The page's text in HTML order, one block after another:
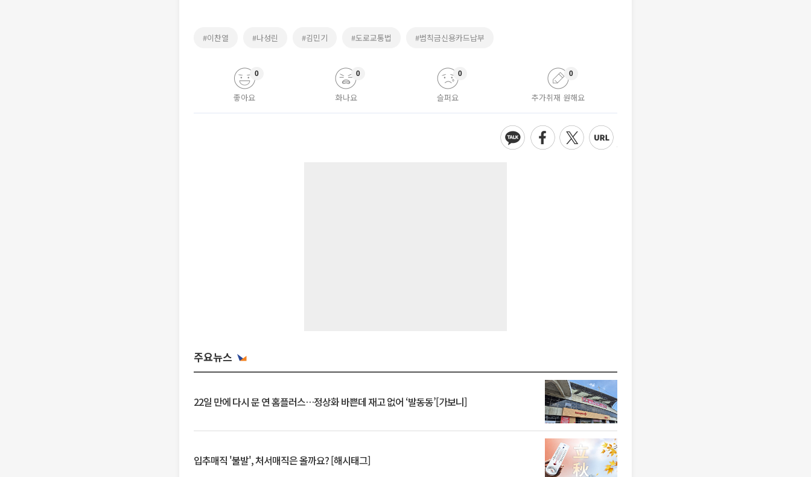
#이찬열 #나성린 #김민기 #도로교통법 #범칙금신용카드납부
좋아요
0
화나요
0
슬퍼요
0
추가취재 원해요
0
주요뉴스
22일 만에 다시 문 연 홈플러스…정상화 바쁜데 재고 없어 ‘발동동’[가보니]
입추매직 '불발', 처서매직은 올까요? [해시태그]